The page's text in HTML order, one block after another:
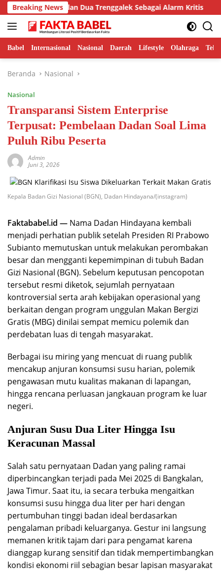
Langsung
ke
konten
Breaking News
Pogalan Dua Trenggalek Sebagai Alarm Kritis
Babel Internasional Nasional Daerah Lifestyle Olahraga
Beranda Nasional
Nasional
Transparansi Sistem Enterprise
Terpusat: Pembelaan Dadan Soal Lima
Puluh Ribu Peserta
Admin
Juni 3, 2026
Kepala Badan Gizi Nasional (BGN), Dadan Hindayana/(instagram)
Faktababel.id — Nama Dadan Hindayana kembali
menjadi perhatian publik setelah Presiden RI Prabowo
Subianto memutuskan untuk melakukan perombakan
besar dan mengganti kepemimpinan di tubuh Badan
Gizi Nasional (BGN). Sebelum keputusan pencopotan
tersebut resmi diketok, sejumlah pernyataan
kontroversial serta arah kebijakan operasional yang
berkaitan dengan program unggulan Makan Bergizi
Gratis (MBG) dinilai sempat memicu polemik dan
perdebatan luas di tengah masyarakat.
Berbagai isu miring yang mencuat di ruang publik
mencakup anjuran konsumsi susu harian, polemik
pengawasan mutu kualitas makanan di lapangan,
hingga rencana perluasan jangkauan program ke luar
negeri.
Anjuran Susu Dua Liter Hingga Isu
Keracunan Massal
Salah satu pernyataan Dadan yang paling ramai
diperbincangkan terjadi pada Mei 2025 di Bangkalan,
Jawa Timur. Saat itu, ia secara terbuka mengaitkan
konsumsi susu hingga dua liter per hari dengan
pertumbuhan tinggi badan ideal berdasarkan
pengalaman pribadi keluarganya. Gestur ini langsung
memanen kritik tajam dari para pengamat karena
dianggap kurang sensitif dan tidak mempertimbangkan
kondisi ekonomi riil sebagian besar lapisan masyarakat